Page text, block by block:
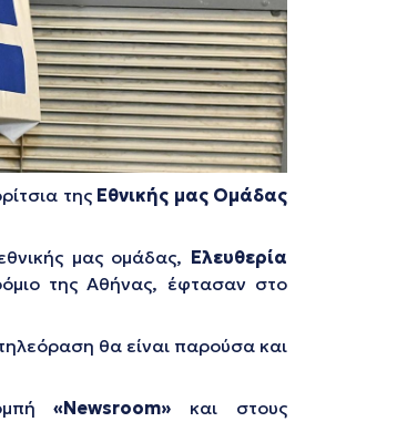
της Εθνικής μας Ομάδας
μας ομάδας, Ελευθερία
της Αθήνας, έφτασαν στο
θα είναι παρούσα και
«Newsroom» και στους